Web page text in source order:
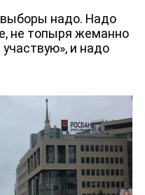
выборы надо. Надо
не топыря жеманно
и надо